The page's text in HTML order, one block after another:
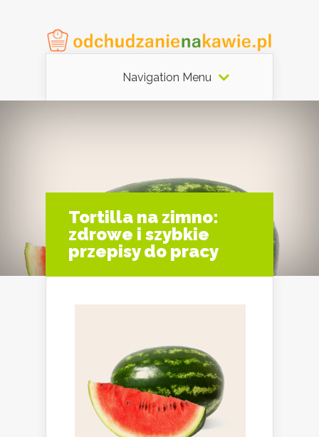
Navigation Menu
Tortilla na zimno:
zdrowe i szybkie
przepisy do pracy